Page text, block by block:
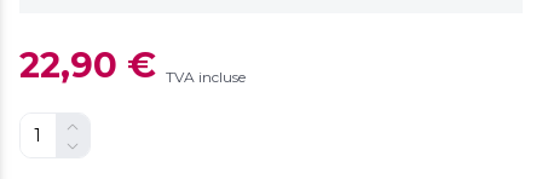
22,90 € TVA incluse